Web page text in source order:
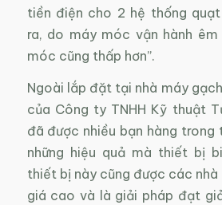
tiền điện cho 2 hệ thống quạt
ra, do máy móc vận hành
móc cũng thấp hơn”.
Ngoài lắp đặt tại nhà máy
của Công ty TNHH Kỹ thuật
đã được nhiều bạn hàng trong
những hiệu quả mà thiết bị
thiết bị này cũng được các nhà
giá cao và là giải pháp đạt